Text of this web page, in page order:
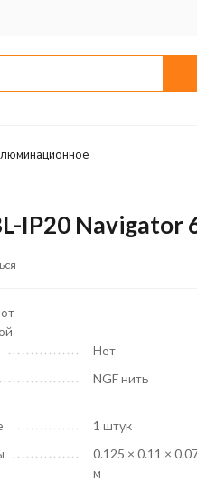
IP20 Navigator
Нет
NGF нить
1 штук
0.125 × 0.11 ×
м